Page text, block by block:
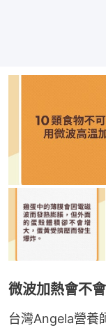
微波加熱會不
台灣Angela營養